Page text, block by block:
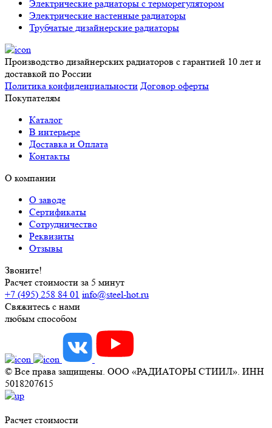
Электрические радиаторы с терморегулятором
Электрические настенные радиаторы
Трубчатые дизайнерские радиаторы
Производство дизайнерских радиаторов с гарантией 10 лет и
доставкой по России
Политика конфиденциальности Договор оферты
Покупателям
Каталог
В интерьере
Доставка и Оплата
Контакты
О компании
О заводе
Сертификаты
Сотрудничество
Реквизиты
Отзывы
Звоните!
Расчет стоимости за 5 минут
+7 (495) 258 84 01 info@steel-hot.ru
Свяжитесь с нами
любым способом
© Все права защищены. ООО «РАДИАТОРЫ СТИИЛ». ИНН
5018207615
Расчет стоимости